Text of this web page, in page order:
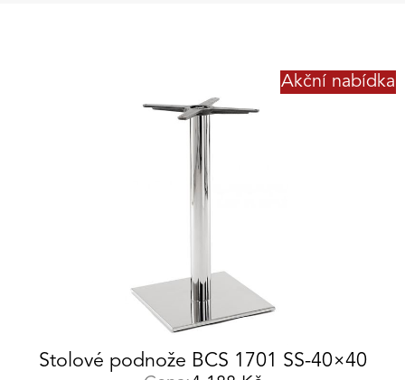
Akční nabídka
Stolové podnože BCS 1701 SS-40×40